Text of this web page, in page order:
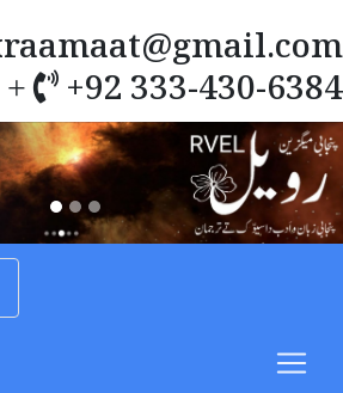
+ +92 333-430-6384